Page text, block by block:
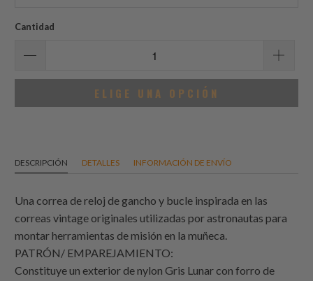
Cantidad
ELIGE UNA OPCIÓN
DESCRIPCIÓN DETALLES INFORMACIÓN DE ENVÍO
Una correa de reloj de gancho y bucle inspirada en las
correas vintage originales utilizadas por astronautas para
montar herramientas de misión en la muñeca.
PATRÓN/ EMPAREJAMIENTO:
Constituye un exterior de nylon Gris Lunar con forro de